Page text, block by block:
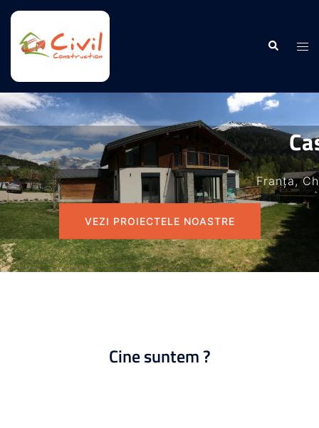
Casa Adam
Franța, Chamonix, Mont Blanc
VEZI PROIECTELE NOASTRE
Cine suntem ?